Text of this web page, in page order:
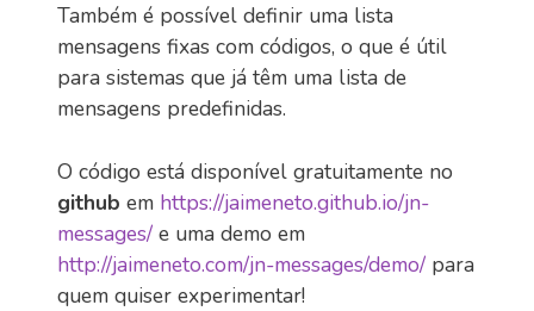
Também é possível definir uma lista
mensagens fixas com códigos, o que é útil
para sistemas que já têm uma lista de
mensagens predefinidas.
O código está disponível gratuitamente no
github em https://jaimeneto.github.io/jn-
messages/ e uma demo em
http://jaimeneto.com/jn-messages/demo/ para
quem quiser experimentar!